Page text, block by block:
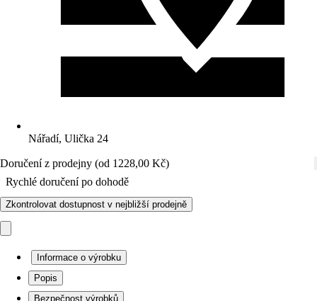
Nářadí, Ulička 24
Doručení z prodejny (od 1228,00 Kč)
Rychlé doručení po dohodě
Zkontrolovat dostupnost v nejbližší prodejně
Informace o výrobku
Popis
Bezpečnost výrobků